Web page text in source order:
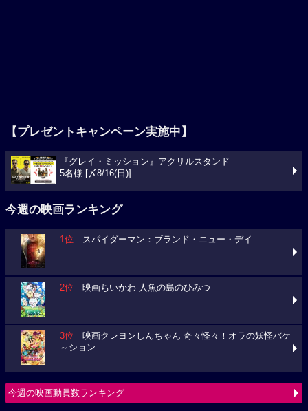
【プレゼントキャンペーン実施中】
『グレイ・ミッション』アクリルスタンド
5名様 [〆8/16(日)]
今週の映画ランキング
1位 スパイダーマン：ブランド・ニュー・デイ
2位 映画ちいかわ 人魚の島のひみつ
3位 映画クレヨンしんちゃん 奇々怪々！オラの妖怪バケ
～ション
今週の映画動員数ランキング